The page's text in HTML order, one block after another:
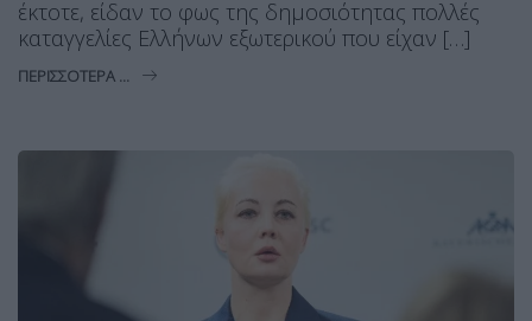
έκτοτε, είδαν το φως της δημοσιότητας πολλές
καταγγελίες Ελλήνων εξωτερικού που είχαν […]
ΠΕΡΙΣΣΌΤΕΡΑ ...